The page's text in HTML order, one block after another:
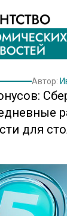
Автор:
для